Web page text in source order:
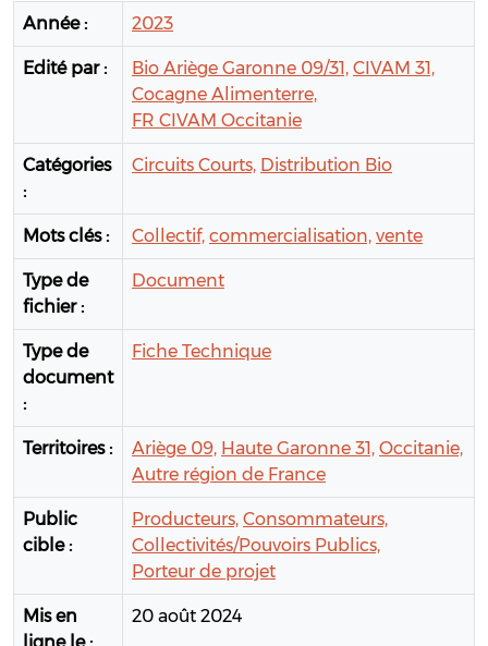
Année : 2023
Edité par : Bio Ariège Garonne 09/31, CIVAM 31,
Cocagne Alimenterre,
FR CIVAM Occitanie
Catégories
:
Circuits Courts, Distribution Bio
Mots clés : Collectif, commercialisation, vente
Type de
fichier :
Document
Type de
document
:
Fiche Technique
Territoires : Ariège 09, Haute Garonne 31, Occitanie,
Autre région de France
Public
cible :
Producteurs, Consommateurs,
Collectivités/Pouvoirs Publics,
Porteur de projet
Mis en
20 août 2024